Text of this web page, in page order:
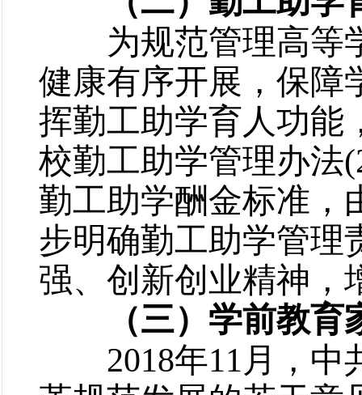
为规范管理高等学
健康有序开展，保障
挥勤工助学育人功能
校勤工助学管理办法
勤工助学酬金标准，
步明确勤工助学管理
强、创新创业精神，
（三）学前教育家
2018年11月，中